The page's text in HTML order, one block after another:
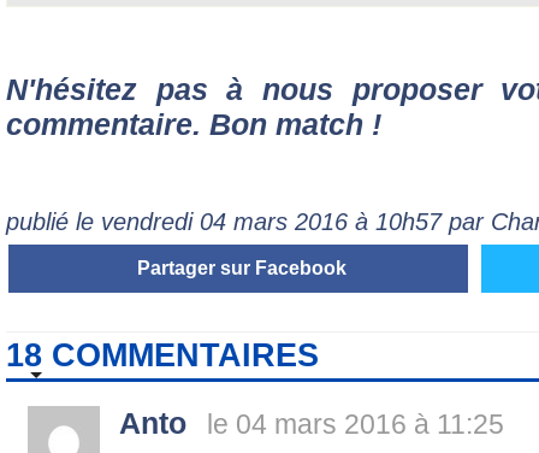
N'hésitez pas à nous proposer
commentaire. Bon match !
publié le vendredi 04 mars 2016 à 10h57 par
Partager sur Facebook
18 COMMENTAIRES
Anto le 04 mars 2016 à 11:25